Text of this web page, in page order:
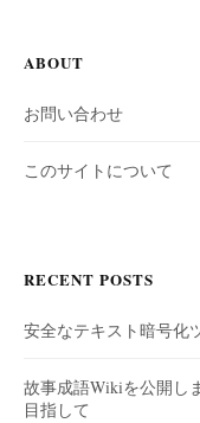
ABOUT
お問い合わせ
このサイトについて
RECENT POSTS
安全なテキスト暗号化
故事成語Wikiを公開し
目指して